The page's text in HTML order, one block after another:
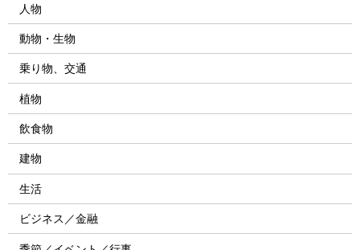
人物
動物・生物
乗り物、交通
植物
飲食物
建物
生活
ビジネス／金融